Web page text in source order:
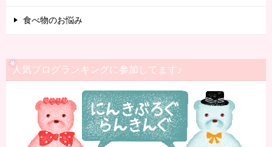
食べ物のお悩み
人気ブログランキングに参加してます♪